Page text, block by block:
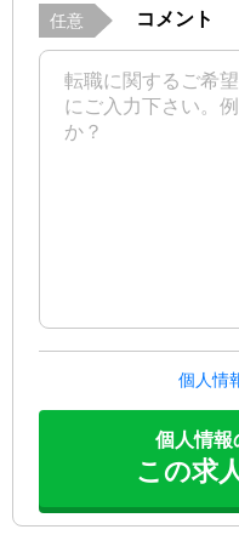
任意 コメント
個人情
個人情報
この求